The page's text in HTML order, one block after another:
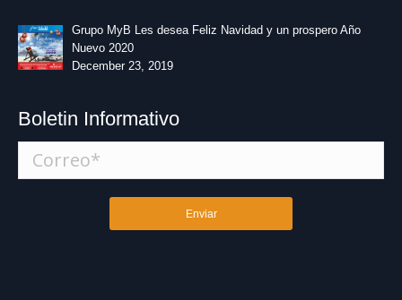
Grupo MyB Les desea Feliz Navidad y un prospero Año
Nuevo 2020
December 23, 2019
Boletin Informativo